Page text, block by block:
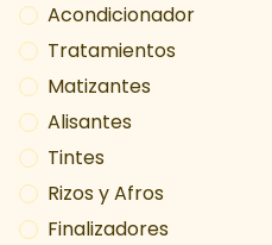
Acondicionador
Tratamientos
Matizantes
Alisantes
Tintes
Rizos y Afros
Finalizadores